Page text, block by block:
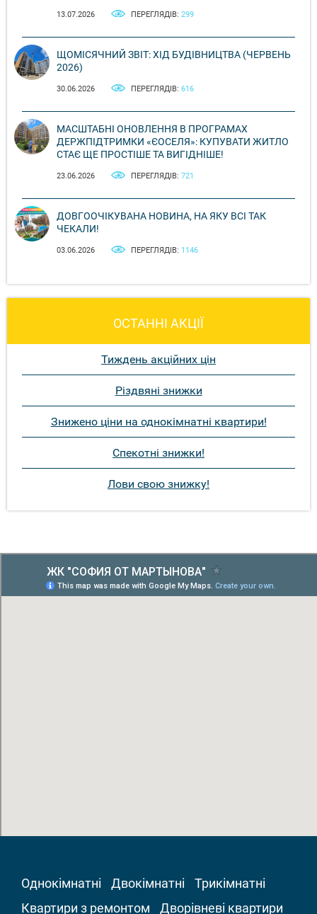
13.07.2026 ПЕРЕГЛЯДІВ: 299
ЩОМІСЯЧНИЙ ЗВІТ: ХІД БУДІВНИЦТВА (ЧЕРВЕНЬ
2026)
30.06.2026 ПЕРЕГЛЯДІВ: 616
МАСШТАБНІ ОНОВЛЕННЯ В ПРОГРАМАХ
ДЕРЖПІДТРИМКИ «ЄОСЕЛЯ»: КУПУВАТИ ЖИТЛО
СТАЄ ЩЕ ПРОСТІШЕ ТА ВИГІДНІШЕ!
23.06.2026 ПЕРЕГЛЯДІВ: 721
ДОВГООЧІКУВАНА НОВИНА, НА ЯКУ ВСІ ТАК
ЧЕКАЛИ!
03.06.2026 ПЕРЕГЛЯДІВ: 1146
ОСТАННІ АКЦІЇ
Тиждень акційних цін
Різдвяні знижки
Знижено ціни на однокімнатні квартири!
Спекотні знижки!
Лови свою знижку!
Однокімнатні Двокімнатні
Трикімнатні
Квартири з ремонтом
Дворівневі квартири